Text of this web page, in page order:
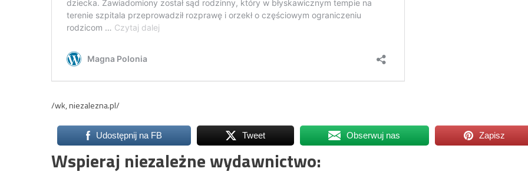
/wk, niezalezna.pl/
Udostępnij na FB Tweet Obserwuj nas Zapisz
Wspieraj niezależne wydawnictwo: